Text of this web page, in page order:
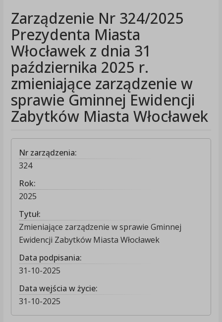
Zarządzenie Nr 324/2025
Prezydenta Miasta
Włocławek z dnia 31
października 2025 r.
zmieniające zarządzenie w
sprawie Gminnej Ewidencji
Zabytków Miasta Włocławek
Nr zarządzenia:
324
Rok:
2025
Tytuł:
Zmieniające zarządzenie w sprawie Gminnej
Ewidencji Zabytków Miasta Włocławek
Data podpisania:
31-10-2025
Data wejścia w życie:
31-10-2025